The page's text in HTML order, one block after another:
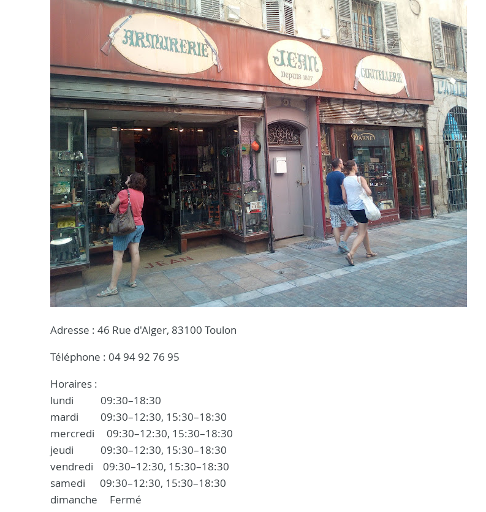
Adresse : 46 Rue d'Alger, 83100 Toulon
Téléphone : 04 94 92 76 95
Horaires :
lundi 09:30–18:30
mardi 09:30–12:30, 15:30–18:30
mercredi 09:30–12:30, 15:30–18:30
jeudi 09:30–12:30, 15:30–18:30
vendredi 09:30–12:30, 15:30–18:30
samedi 09:30–12:30, 15:30–18:30
dimanche Fermé